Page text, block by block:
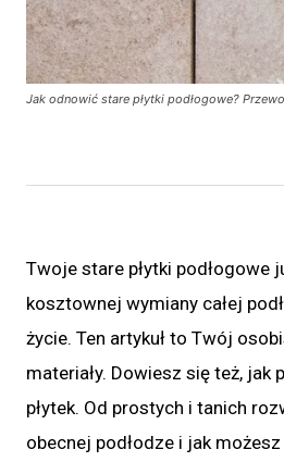
Jak odnowić stare płytki podłogowe?
Twoje stare płytki podłogowe
kosztownej wymiany całej
życie. Ten artykuł to Twój
materiały. Dowiesz się też,
płytek. Od prostych i tanich
obecnej podłodze i jak